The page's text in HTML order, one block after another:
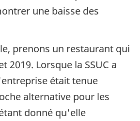
une baisse des
prenons un restaurant qui
2019. Lorsque la SSUC a
était tenue
alternative pour les
donné qu'elle